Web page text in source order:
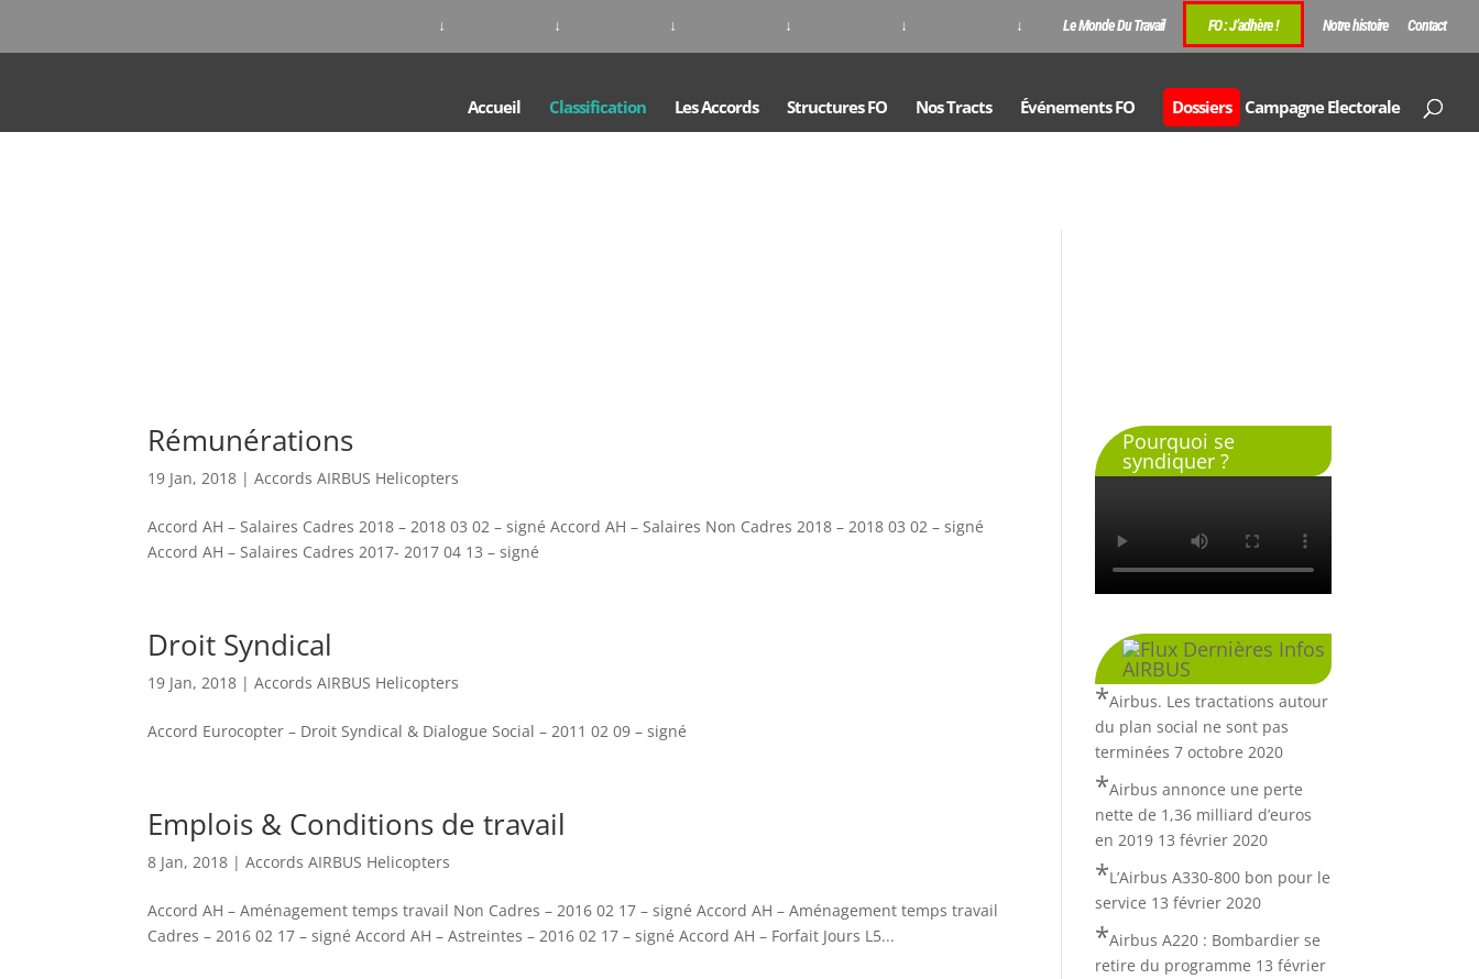
↓ ↓ ↓ ↓ ↓ ↓ Le Monde Du Travail FO : J’adhère ! Notre histoire Contact
Accueil Classification Les Accords Structures FO Nos Tracts Événements FO Dossiers Campagne Electorale
Rémunérations
19 Jan, 2018 |Accords AIRBUS Helicopters
Accord AH – Salaires Cadres 2018 – 2018 03 02 – signé Accord AH – Salaires Non Cadres 2018 – 2018 03 02 – signé
Accord AH – Salaires Cadres 2017- 2017 04 13 – signé
Droit Syndical
19 Jan, 2018 |Accords AIRBUS Helicopters
Accord Eurocopter – Droit Syndical & Dialogue Social – 2011 02 09 – signé
Emplois & Conditions de travail
8 Jan, 2018 |Accords AIRBUS Helicopters
Accord AH – Aménagement temps travail Non Cadres – 2016 02 17 – signé Accord AH – Aménagement temps travail
Cadres – 2016 02 17 – signé Accord AH – Astreintes – 2016 02 17 – signé Accord AH – Forfait Jours L5...
Pourquoi se
syndiquer ?
Dernières Infos
AIRBUS
Airbus. Les tractations autour
du plan social ne sont pas
terminées 7 octobre 2020
Airbus annonce une perte
nette de 1,36 milliard d’euros
en 2019 13 février 2020
L’Airbus A330-800 bon pour le
service 13 février 2020
Airbus A220 : Bombardier se
retire du programme 13 février